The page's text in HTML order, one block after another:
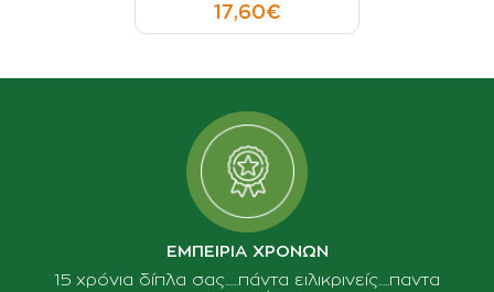
17,60€
ΕΜΠΕΙΡΙΑ ΧΡΟΝΩΝ
15 χρόνια δίπλα σας......πάντα ειλικρινείς.....παντα